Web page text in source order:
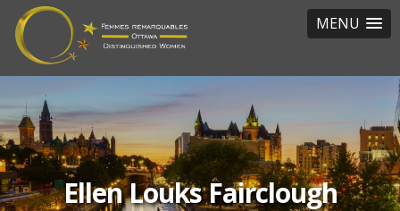
MENU
Ellen Louks Fairclough